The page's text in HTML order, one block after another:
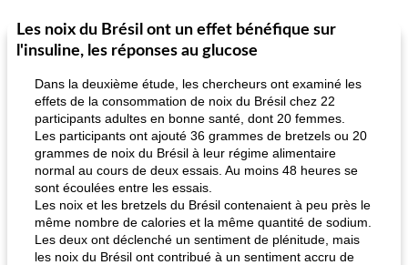
30min
Marques de confiance: recettes et
fiesta tostadas
Viande et volaille
le méga's jopp joes
Les noix du Brésil ont un effet bénéfique sur
l'insuline, les réponses au glucose
Dans la deuxième étude, les chercheurs ont examiné les
effets de la consommation de noix du Brésil chez 22
participants adultes en bonne santé, dont 20 femmes.
Les participants ont ajouté 36 grammes de bretzels ou 20
grammes de noix du Brésil à leur régime alimentaire
normal au cours de deux essais. Au moins 48 heures se
sont écoulées entre les essais.
Les noix et les bretzels du Brésil contenaient à peu près le
même nombre de calories et la même quantité de sodium.
Les deux ont déclenché un sentiment de plénitude, mais
les noix du Brésil ont contribué à un sentiment accru de